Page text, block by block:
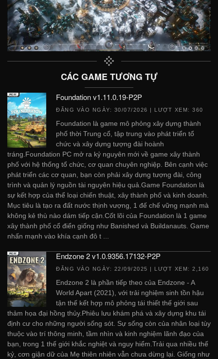
CÁC GAME TƯƠNG TỰ
Foundation v1.11.0.19-P2P
ĐĂNG VÀO NGÀY: 30/07/2026 | LƯỢT XEM: 360
Foundation là game mô phỏng xây dựng thành
phố thời Trung cổ, tập trung vào phát triển tổ
chức và xây dựng tượng đài hoành
tráng.Foundation PC mở ra kỷ nguyên mới về game xây thành
phố với hệ thống tổ chức, cơ quan chuyên nghiệp. Bên cạnh việc
phát triển các cơ quan, bạn còn phải xây dựng tượng đài, công
trình và quản lý nguồn tài nguyên hiệu quả.Game Foundation là
sự kết hợp của thể loại chiến thuật, xây thành phố và kinh doanh.
Mục tiêu là tạo ra đất nước thịnh vượng, 1 đế chế vững mạnh mà
không kẻ thù nào dám tiếp cận.Cốt lõi của Foundation là 1 game
xây thành phố cổ điển giống như Banished và Buildanauts. Game
nhấn mạnh vào khía cạnh đô t ...
Endzone 2 v1.0.9356.17132-P2P
ĐĂNG VÀO NGÀY: 22/09/2025 | LƯỢT XEM: 2,160
Endzone 2 là phần tiếp theo của Endzone - A
World Apart (2021), với trải nghiệm sinh tồn hậu
tận thế kết hợp mô phỏng tái thiết thế giới sau
thảm họa đại hồng thủy.Phiêu lưu khám phá và xây dựng khu tái
định cư cho những người sống sót. Sự sống còn của nhân loại tùy
thuộc vào trí thông minh, tầm nhìn và kinh nghiệm lãnh đạo của
bạn, trong 1 thế giới khắc nghiệt và nguy hiểm.Trải qua nhiều thế
kỷ, cơn giận dữ của Mẹ thiên nhiên vẫn chưa dừng lại. Giống như